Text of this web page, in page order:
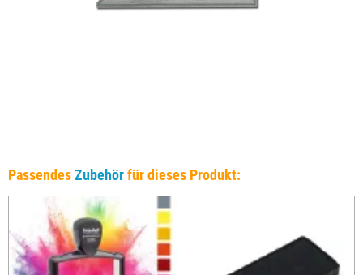
PassendesZubehörfür dieses Produkt: